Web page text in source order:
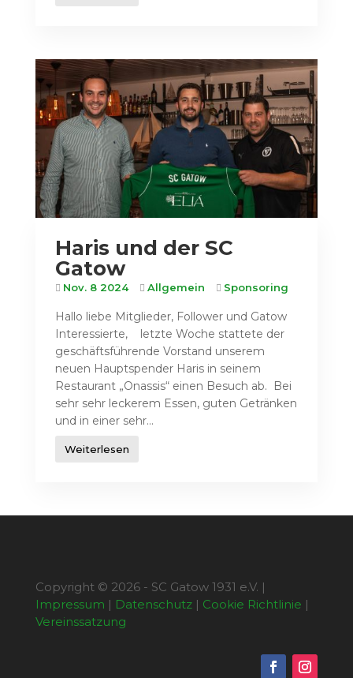
Haris und der SC
Gatow
Nov. 8 2024 Allgemein Sponsoring
Hallo liebe Mitglieder, Follower und Gatow
Interessierte, letzte Woche stattete der
geschäftsführende Vorstand unserem
neuen Hauptspender Haris in seinem
Restaurant „Onassis“ einen Besuch ab. Bei
sehr sehr leckerem Essen, guten Getränken
und in einer sehr...
Weiterlesen
Copyright © 2026 - SC Gatow 1931 e.V. |
Impressum | Datenschutz| Cookie Richtlinie |
Vereinssatzung